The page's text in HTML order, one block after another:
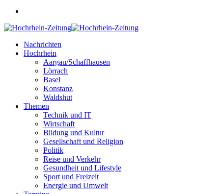
Nachrichten
Hochrhein
Aargau/Schaffhausen
Lörrach
Basel
Konstanz
Waldshut
Themen
Technik und IT
Wirtschaft
Bildung und Kultur
Gesellschaft und Religion
Politik
Reise und Verkehr
Gesundheit und Lifestyle
Sport und Freizeit
Energie und Umwelt